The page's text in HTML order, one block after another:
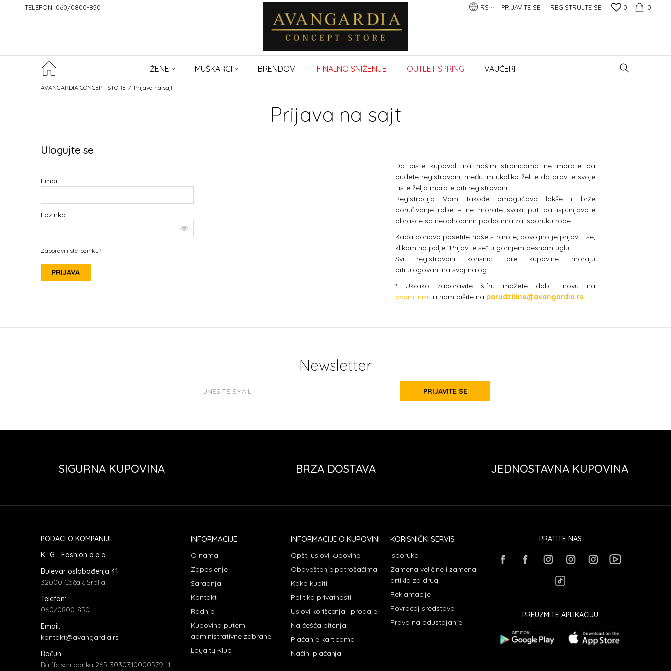
TELEFON: 060/0800-850 0
0
PRIJAVITE SE REGISTRUJTE SE
RS
ŽENE MUŠKARCI BRENDOVI FINALNO SNIŽENJE OUTLET SPRING VAUČERI
AVANGARDIA CONCEPT STORE Prijava na sajt
Prijava na sajt
Ulogujte se
Email:
Lozinka:
Zaboravili ste lozinku?
PRIJAVA
Da biste kupovali na našim stranicama ne morate da
budete registrovani, međutim ukoliko želite da pravite svoje
Liste želja morate biti registrovani.
Registracija Vam takođe omogućava lakše i brže
poručivanje robe – ne morate svaki put da ispunjavate
obrasce sa neophodnim podacima za isporuku robe.
Kada ponovo posetite naše stranice, dovoljno je prijaviti se,
klikom na polje "Prijavite se" u gornjem desnom uglu.
Svi registrovani korisnici pre kupovine moraju
biti ulogovani na svoj nalog.
* Ukoliko zaboravite šifru možete dobiti novu na
ovom linku ili nam pišite na porudzbine@avangardia.rs
Newsletter
PRIJAVITE SE
SIGURNA KUPOVINA BRZA DOSTAVA JEDNOSTAVNA KUPOVINA
PODACI O KOMPANIJI
K...G... Fashion d.o.o.
Bulevar oslobođenja 41
32000 Čačak, Srbija
Telefon:
060/0800-850
Email:
kontakt@avangardia.rs
Račun:
Raiffeisen banka 265-3030310000579-11
INFORMACIJE
O nama
Zaposlenje
Saradnja
Kontakt
Radnje
Kupovina putem
administrativne zabrane
Loyalty Klub
INFORMACIJE O KUPOVINI
Opšti uslovi kupovine
Obaveštenje potrošačima
Kako kupiti
Politika privatnosti
Uslovi korišćenja i prodaje
Najčešća pitanja
Plaćanje karticama
Načini plaćanja
KORISNIČKI SERVIS
Isporuka
Zamena veličine i zamena
artikla za drugi
Reklamacije
Povraćaj sredstava
Pravo na odustajanje
PRATITE NAS
PREUZMITE APLIKACIJU